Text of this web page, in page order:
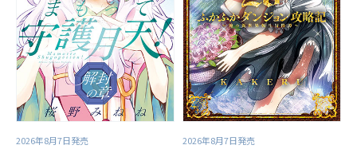
2026年8月7日発売 2026年8月7日発売